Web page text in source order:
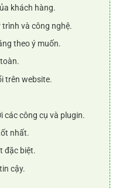
khách hàng.
trình và công nghệ.
theo ý muốn.
trên website.
các công cụ và plugin.
nhất.
đặc biệt.
cậy.